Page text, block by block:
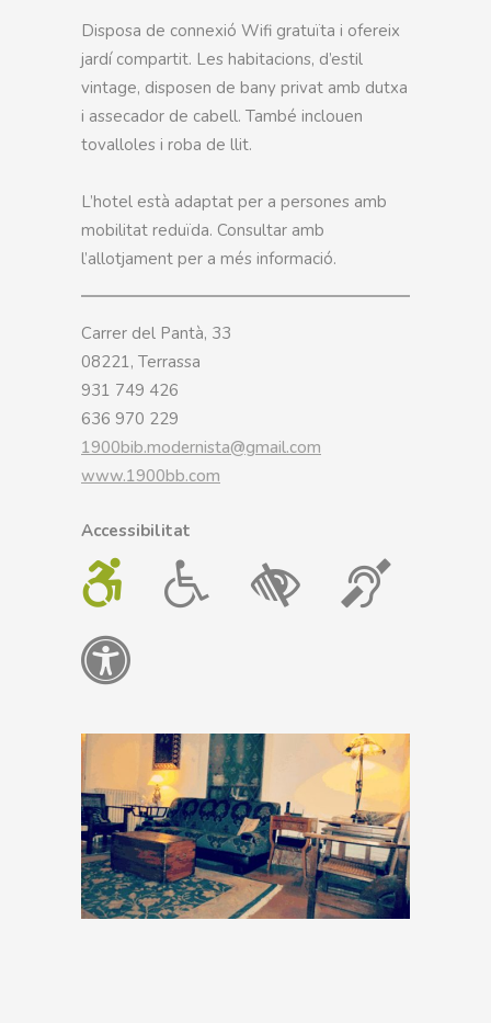
Disposa de connexió Wifi gratuïta i ofereix
jardí compartit. Les habitacions, d’estil
vintage, disposen de bany privat amb dutxa
i assecador de cabell. També inclouen
tovalloles i roba de llit.
L’hotel està adaptat per a persones amb
mobilitat reduïda. Consultar amb
l’allotjament per a més informació.
Carrer del Pantà, 33
08221, Terrassa
931 749 426
636 970 229
1900bib.modernista@gmail.com
www.1900bb.com
Accessibilitat